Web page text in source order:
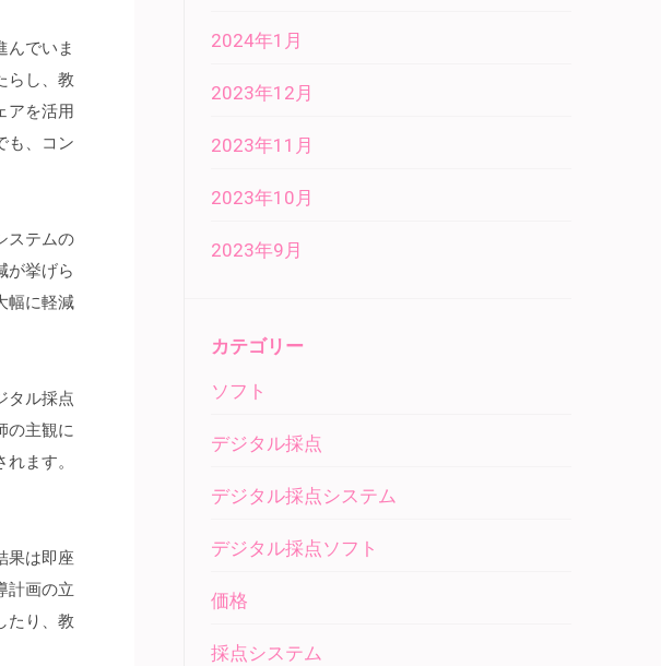
んでいま
らし、教
アを活用
も、コン
ステムの
が挙げら
幅に軽減
タル採点
の主観に
ます。
果は即座
計画の立
たり、教
2024年1月
2023年12月
2023年11月
2023年10月
2023年9月
カテゴリー
ソフト
デジタル採点
デジタル採点システム
デジタル採点ソフト
価格
採点システム